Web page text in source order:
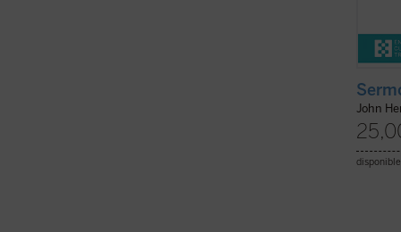
John